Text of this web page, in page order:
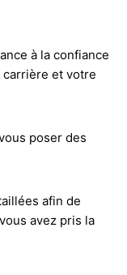
à la confiance
et votre
poser des
afin de
avez pris la